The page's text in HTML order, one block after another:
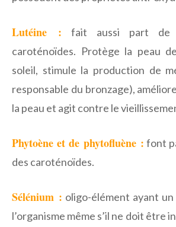
Lutéine : fait aussi part de
caroténoïdes. Protège la peau
soleil, stimule la production de
responsable du bronzage),
la peau et agit contre le
Phytoène et de phytofluène : font
des caroténoïdes.
Sélénium : oligo-élément ayant
l’organisme même s’il ne doit être